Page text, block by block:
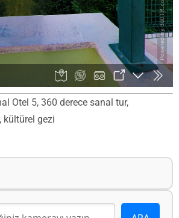
Otel 5, 360 derece sanal tur,
kültürel gezi